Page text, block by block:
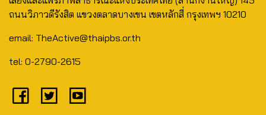
ถนนวิภาวดีรังสิต แขวงตลาดบางเขน เขตหลักสี่ กรุงเทพฯ 10210
email: TheActive@thaipbs.or.th
tel: 0-2790-2615